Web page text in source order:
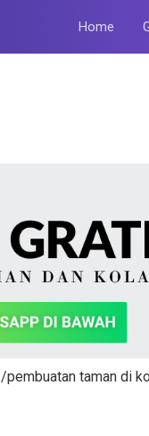
Home
pembuatan taman di